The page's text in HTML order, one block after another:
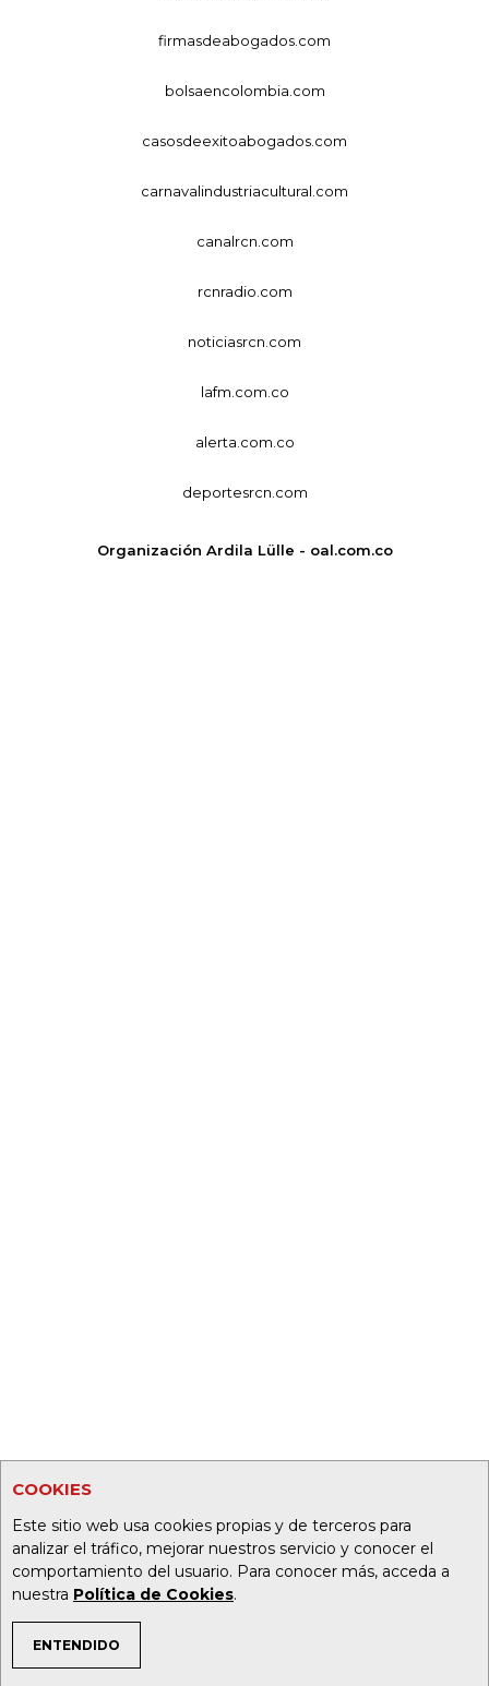
COOKIES
Este sitio web usa cookies propias y de terceros para
analizar el tráfico, mejorar nuestros servicio y conocer el
comportamiento del usuario. Para conocer más, acceda a
nuestra Política de Cookies.
ENTENDIDO
TEMAS DE INTERÉS
firmasdeabogados.com
bolsaencolombia.com
casosdeexitoabogados.com
carnavalindustriacultural.com
canalrcn.com
rcnradio.com
noticiasrcn.com
lafm.com.co
alerta.com.co
deportesrcn.com
Organización Ardila Lülle - oal.com.co